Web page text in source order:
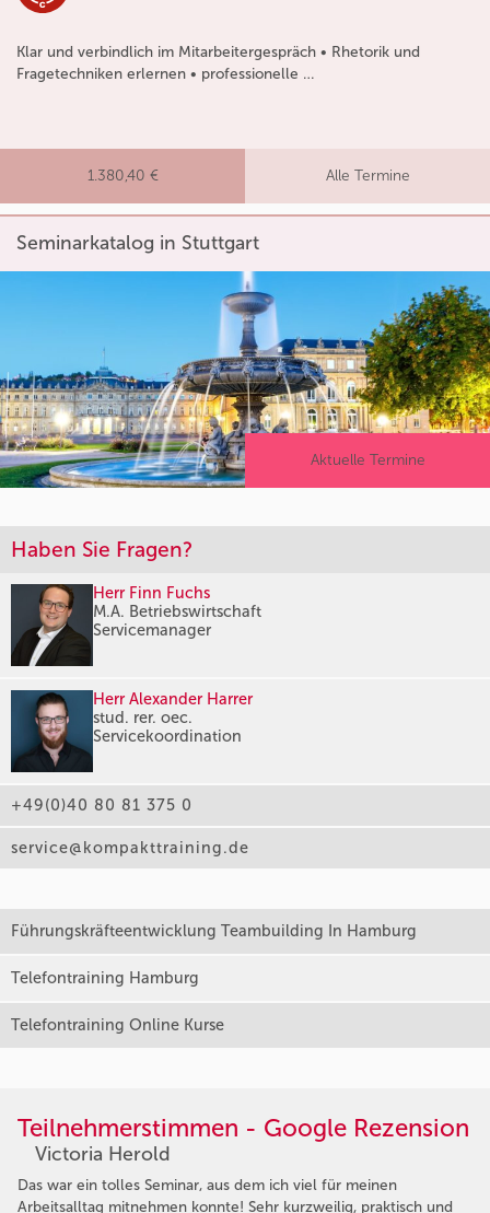
Haben Sie Fragen?
Herr Finn Fuchs
M.A. Betriebswirtschaft
Servicemanager
Herr Alexander Harrer
stud. rer. oec.
Servicekoordination
+49(0)40 80 81 375 0
service@kompakttraining.de
Klar und verbindlich im Mitarbeitergespräch • Rhetorik und
Fragetechniken erlernen • professionelle …
1.380,40 € Alle Termine
Seminarkatalog in Stuttgart
Aktuelle Termine
Führungskräfteentwicklung Teambuilding In Hamburg
Telefontraining Hamburg
Telefontraining Online Kurse
Teilnehmerstimmen - Google Rezension
Victoria Herold
Das war ein tolles Seminar, aus dem ich viel für meinen
Arbeitsalltag mitnehmen konnte! Sehr kurzweilig, praktisch und